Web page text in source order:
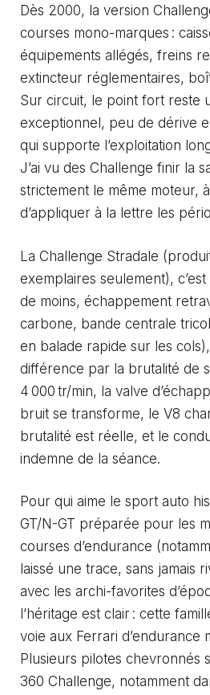
Dès 2000, la version
courses mono-marques :
équipements allégés, freins
extincteur réglementaires,
Sur circuit, le point fort reste
exceptionnel, peu de dérive
qui supporte l’exploitation
J’ai vu des Challenge finir la
strictement le même moteur,
d’appliquer à la lettre les
La Challenge Stradale
exemplaires seulement), c’est
de moins, échappement
carbone, bande centrale
en balade rapide sur les cols),
différence par la brutalité de
4 000 tr/min, la valve
bruit se transforme, le V8
brutalité est réelle, et le
indemne de la séance.
Pour qui aime le sport auto
GT/N-GT préparée pour les
courses d’endurance
laissé une trace, sans jamais
avec les archi-favorites
l’héritage est clair : cette
voie aux Ferrari d’endurance
Plusieurs pilotes chevronnés
360 Challenge, notamment